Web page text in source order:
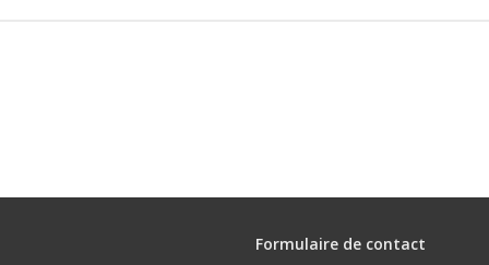
Formulaire de contact